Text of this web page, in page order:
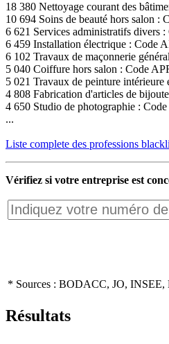
18 380 Nettoyage courant des
10 694 Soins de beauté hors salon :
6 621 Services administratifs divers
6 459 Installation électrique : Code
6 102 Travaux de maçonnerie
5 040 Coiffure hors salon : Code
5 021 Travaux de peinture
4 808 Fabrication d'articles de
4 650 Studio de photographie :
...
Liste complete des professions
Vérifiez si votre entreprise est
* Sources : BODACC, JO,
Résultats